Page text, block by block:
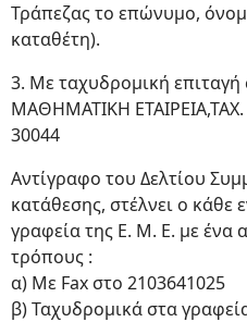
Τράπεζας το επώνυμο,
καταθέτη).
3. Με ταχυδρομική
ΜΑΘΗΜΑΤΙΚΗ
30044
Αντίγραφο του Δελτίου
κατάθεσης, στέλνει ο κάθε
γραφεία της Ε. Μ. Ε. με ένα
τρόπους :
α) Με Fax στο 2103641025
β) Ταχυδρομικά στα